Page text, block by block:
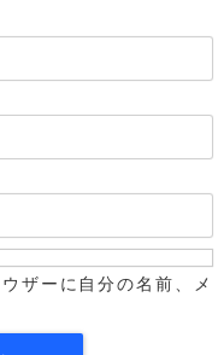
ザーに自分の名前、メ